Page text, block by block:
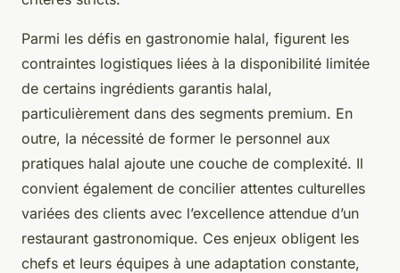
Parmi les défis en gastronomie halal, figurent les
contraintes logistiques liées à la disponibilité limitée
de certains ingrédients garantis halal,
particulièrement dans des segments premium. En
outre, la nécessité de former le personnel aux
pratiques halal ajoute une couche de complexité. Il
convient également de concilier attentes culturelles
variées des clients avec l’excellence attendue d’un
restaurant gastronomique. Ces enjeux obligent les
chefs et leurs équipes à une adaptation constante,